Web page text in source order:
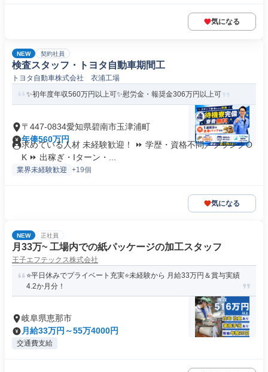
気になる
NEW 契約社員
検査スタッフ・トヨタ自動車期間工
トヨタ自動車株式会社 衣浦工場
✨初年度年収560万円以上可✨慰労金・報奨金306万円以上可
〒447-0834愛知県碧南市玉津浦町
年俸560万円
求めている人材 未経験歓迎！ ⏩ 学歴・資格不問／ブランクO
K ⏩ 出稼ぎ・Iターン・...
業界未経験歓迎 +19個
気になる
NEW 正社員
月33万~ 工場内での紙パッケージの加工スタッフ
王子エフテックス株式会社
⭐平日休みでプライベート充実⭐未経験から 月給33万円＆賞与実績
4.2か月分！
岐阜県恵那市
月給33万円～55万4000円
交通費支給